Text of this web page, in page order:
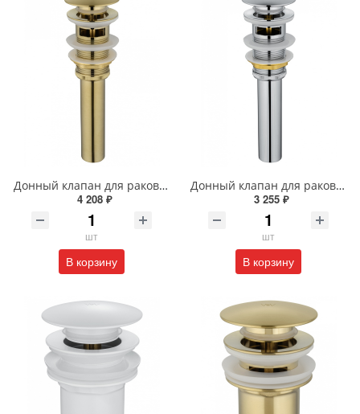
Донный клапан для раковины с переливом Wonzon & Woghand WW-88SS03-BG брашированное золото
4 208 ₽
шт
В корзину
Донный клапан для раковины с переливом Wonzon & Woghand WW-88SS03-CR хром
3 255 ₽
шт
В корзину